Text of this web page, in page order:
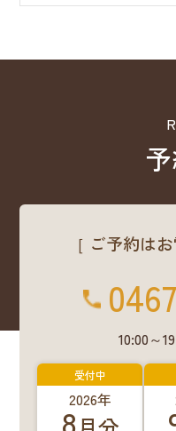
［ ご予約は
10:00～
受付中
2026年
8